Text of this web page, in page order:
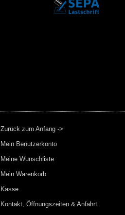
Zurück zum Anfang ->
Mein Benutzerkonto
Meine Wunschliste
Mein Warenkorb
Kasse
Kontakt, Öffnungszeiten & Anfahrt